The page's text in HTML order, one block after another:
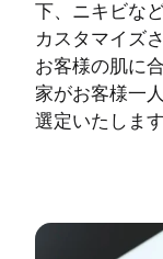
下、ニキビな
カスタマイズ
お客様の肌に
家がお客様一
選定いたします